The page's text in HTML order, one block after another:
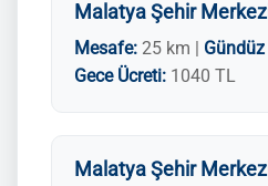
Malatya Şehir
Mesafe: 25 km |
Gece Ücreti: 1040 TL
Malatya Şehir